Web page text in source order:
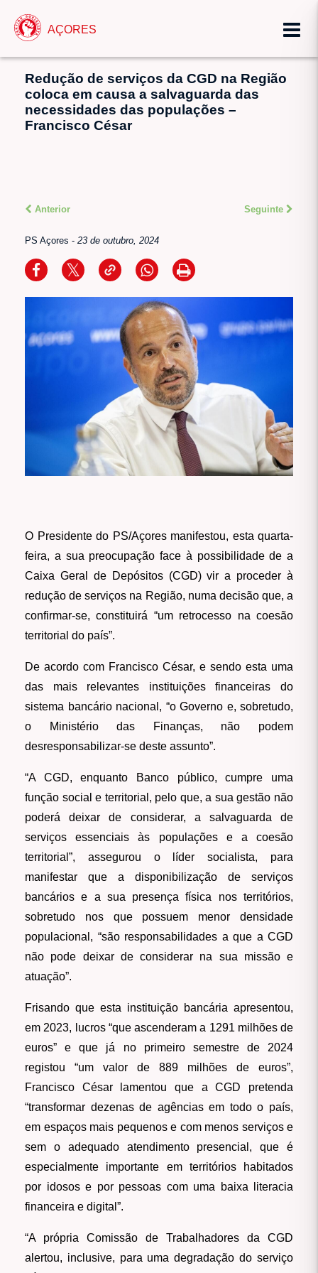
AÇORES
Redução de serviços da CGD na Região
coloca em causa a salvaguarda das
necessidades das populações –
Francisco César
Anterior Seguinte
PS Açores - 23 de outubro, 2024
O Presidente do PS/Açores manifestou, esta quarta-
feira, a sua preocupação face à possibilidade de a
Caixa Geral de Depósitos (CGD) vir a proceder à
redução de serviços na Região, numa decisão que, a
confirmar-se, constituirá “um retrocesso na coesão
territorial do país”.
De acordo com Francisco César, e sendo esta uma
das mais relevantes instituições financeiras do
sistema bancário nacional, “o Governo e, sobretudo,
o Ministério das Finanças, não podem
desresponsabilizar-se deste assunto”.
“A CGD, enquanto Banco público, cumpre uma
função social e territorial, pelo que, a sua gestão não
poderá deixar de considerar, a salvaguarda de
serviços essenciais às populações e a coesão
territorial”, assegurou o líder socialista, para
manifestar que a disponibilização de serviços
bancários e a sua presença física nos territórios,
sobretudo nos que possuem menor densidade
populacional, “são responsabilidades a que a CGD
não pode deixar de considerar na sua missão e
atuação”.
Frisando que esta instituição bancária apresentou,
em 2023, lucros “que ascenderam a 1291 milhões de
euros” e que já no primeiro semestre de 2024
registou “um valor de 889 milhões de euros”,
Francisco César lamentou que a CGD pretenda
“transformar dezenas de agências em todo o país,
em espaços mais pequenos e com menos serviços e
sem o adequado atendimento presencial, que é
especialmente importante em territórios habitados
por idosos e por pessoas com uma baixa literacia
financeira e digital”.
“A própria Comissão de Trabalhadores da CGD
alertou, inclusive, para uma degradação do serviço